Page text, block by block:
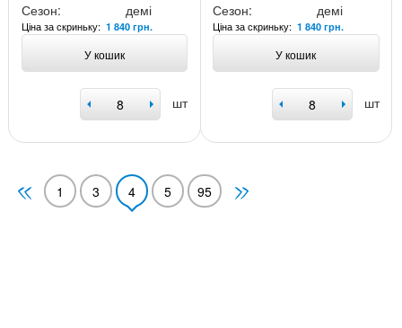
Сезон:
демі
Ціна за скриньку: 1 840 грн.
У кошик
шт
Сезон:
демі
Ціна за скриньку:1 840 грн.
У кошик
шт
1 3 4 5 95